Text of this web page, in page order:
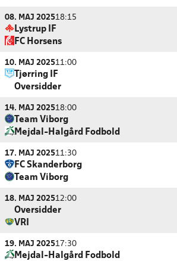
08. MAJ 202518:15
Lystrup IF
FC Horsens
10. MAJ 202511:00
Tjørring IF
Oversidder
14. MAJ 202518:00
Team Viborg
Mejdal-Halgård Fodbold
17. MAJ 202511:30
FC Skanderborg
Team Viborg
18. MAJ 202512:00
Oversidder
VRI
19. MAJ 202517:30
Mejdal-Halgård Fodbold